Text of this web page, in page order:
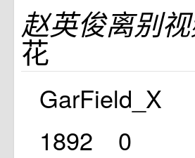
赵英俊离别
花
GarField_X
1892
0